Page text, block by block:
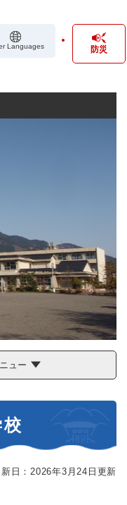
Languages 防災
ュー
日：2026年3月24日更新